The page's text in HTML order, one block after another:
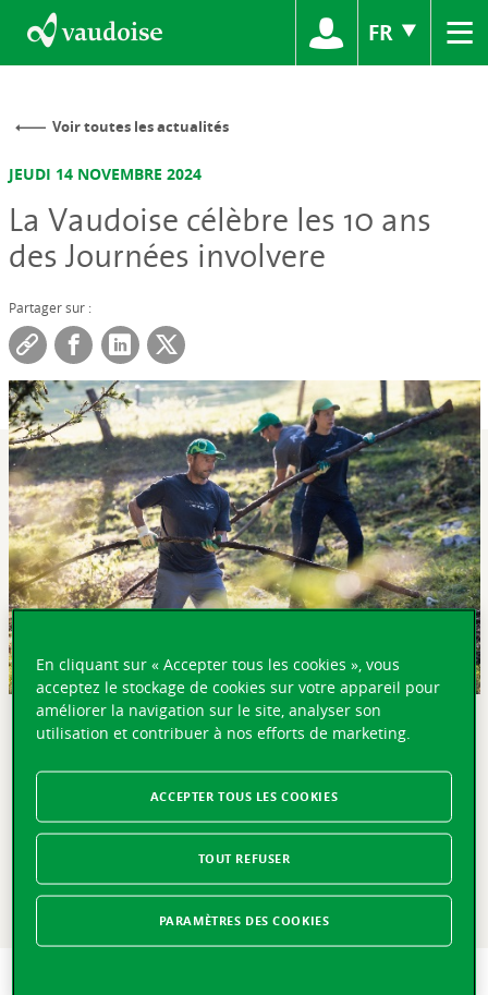
FR ≡
Voir toutes les actualités
JEUDI 14 NOVEMBRE 2024
La Vaudoise célèbre les 10 ans
des Journées involvere
Partager sur :
EN BREF
Lausanne, le 14 novembre 2024 – La Vaudoise Assurances
est heureuse de célébrer le 10ème anniversaire des
Journées involvere, un programme de volontariat lancé
en 2014. Ces journées permettent aux collaboratrices et
aux collaborateurs de la Compagnie de s’engager
bénévolement auprès de diverses associations et de
renforcer les liens communautaires.
En cliquant sur « Accepter tous les cookies », vous
acceptez le stockage de cookies sur votre appareil pour
améliorer la navigation sur le site, analyser son
utilisation et contribuer à nos efforts de marketing.
TOUT REFUSER
ACCEPTER TOUS LES COOKIES
PARAMÈTRES DES COOKIES